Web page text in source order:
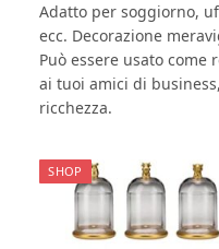
Adatto per soggiorno,
ecc. Decorazione
Può essere usato come
ai tuoi amici di
ricchezza.
SHOP